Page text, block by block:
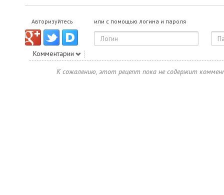
Авторизуйтесь или с помощью логина и пароля
Комментарии
К сожалению, этот рецепт пока не содержит